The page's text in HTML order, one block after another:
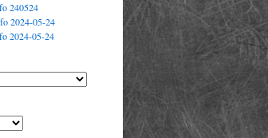
240524
2024-05-24
2024-05-24